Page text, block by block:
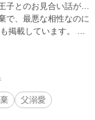
子とのお見合い話が…
で、最悪な相性なのに
修正版へと修正しま
父溺愛